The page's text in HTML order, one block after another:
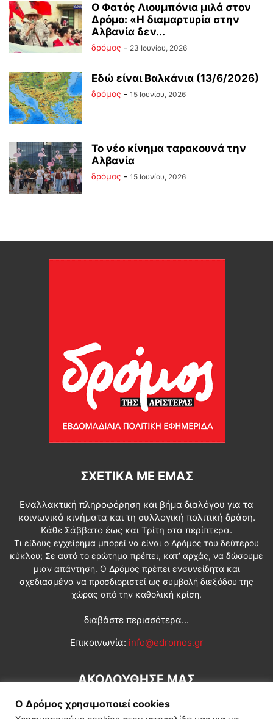
Ο Φατός Λιουμπόνια μιλά στον
Δρόμο: «Η διαμαρτυρία στην
Αλβανία δεν...
δρόμος - 23 Ιουνίου, 2026
Εδώ είναι Βαλκάνια (13/6/2026)
δρόμος - 15 Ιουνίου, 2026
Το νέο κίνημα ταρακουνά την
Αλβανία
δρόμος - 15 Ιουνίου, 2026
ΣΧΕΤΙΚΆ ΜΕ ΕΜΆΣ
Εναλλακτική πληροφόρηση και βήμα διαλόγου για τα
κοινωνικά κινήματα και τη συλλογική πολιτική δράση.
Κάθε Σάββατο έως και Τρίτη στα περίπτερα.
Τι είδους εγχείρημα μπορεί να είναι ο Δρόμος του δεύτερου
κύκλου; Σε αυτό το ερώτημα πρέπει, κατ’ αρχάς, να δώσουμε
μιαν απάντηση. Ο Δρόμος πρέπει ενσυνείδητα και
σχεδιασμένα να προσδιοριστεί ως συμβολή διεξόδου της
χώρας από την καθολική κρίση.
διαβάστε περισσότερα...
Επικοινωνία: info@edromos.gr
ΑΚΟΛΟΥΘΗΣΕ ΜΑΣ
Ο Δρόμος χρησιμοποιεί cookies